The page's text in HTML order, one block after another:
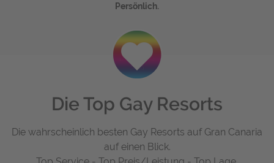
Persönlich.
Die Top Gay Resorts
Die wahrscheinlich besten Gay Resorts auf Gran Canaria
auf einen Blick.